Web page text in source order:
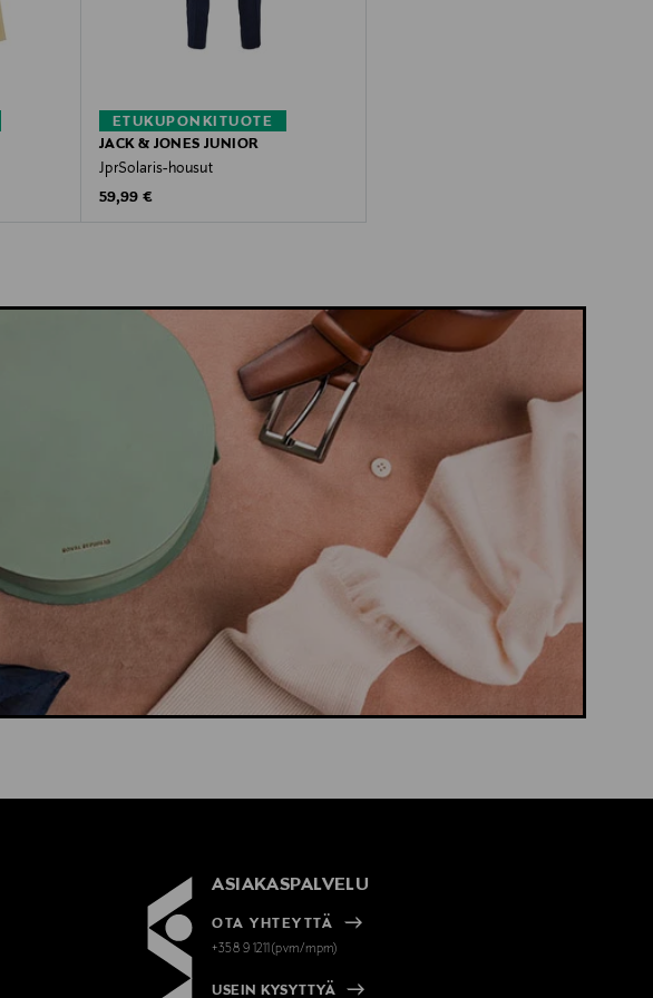
ETUKUPONKITUOTE
JACK & JONES JUNIOR
JprSolaris-housut
Original Price
59,99 €
ASIAKASPALVELU
OTA YHTEYTTÄ
+358 9 1211(pvm/mpm)
USEIN KYSYTTYÄ